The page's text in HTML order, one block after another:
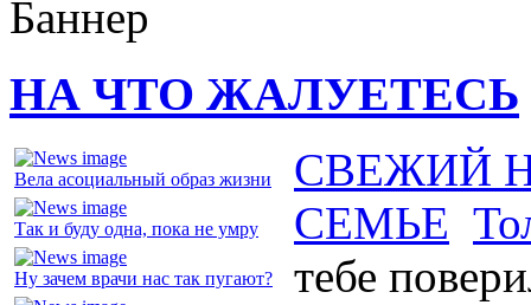
НА ЧТО ЖАЛУЕТЕСЬ
Вела асоциальный образ жизни
Так и буду одна, пока не умру
Ну зачем врачи нас так пугают?
СВЕЖИЙ
СЕМЬЕ
тебе